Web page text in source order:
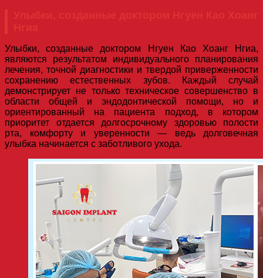
Улыбки, созданные доктором Нгуен Као Хоанг Нгиа,
являются результатом индивидуального планирования
лечения, точной диагностики и твердой приверженности
сохранению естественных зубов. Каждый случай
демонстрирует не только техническое совершенство в
области общей и эндодонтической помощи, но и
ориентированный на пациента подход, в котором
приоритет отдается долгосрочному здоровью полости
рта, комфорту и уверенности — ведь долговечная
улыбка начинается с заботливого ухода.